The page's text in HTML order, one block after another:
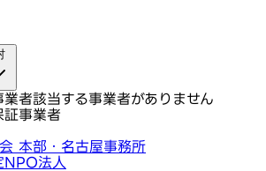
業者該当する事業者がありません
証事業者
本部・名古屋事務所
NPO法人